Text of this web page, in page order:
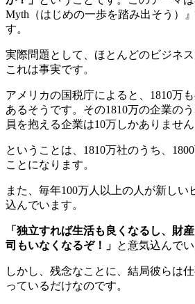
Myth（はじめの一歩を踏み出そう）
す。
実際問題として、ほとんどのビジネス
これは事実です。
アメリカの国税庁によると、1810万
あるそうです。その1810万の企業の
員を抱える企業は10万しかありません
ということは、1810万社のうち、
ことになります。
また、毎年100万人以上の人が新しい
込んでいます。
「独立すれば生活も良くなるし、財
司もいなくなるぞ！」 と意気込んでい
しかし、残念なことに、結局彼らは
っているだけなのです。